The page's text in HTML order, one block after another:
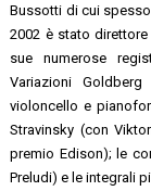
Bussotti di cui
2002 è stato direttore
sue numerose
Variazioni
violoncello e
Stravinsky (con
premio Edison); le
Preludi) e le integrali